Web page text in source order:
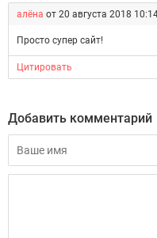
алёна от 20 августа 2018
Просто супер сайт!
Цитировать
Добавить комментарий